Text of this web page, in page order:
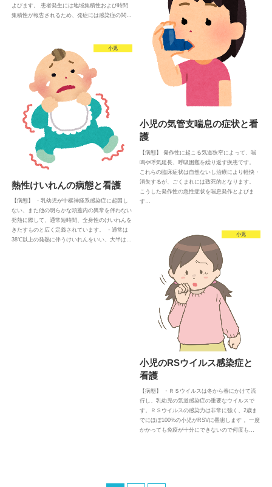
よびます。 患者発生には地域集積性および時間
集積性が報告されるため、発症には感染症の関…
小児の気管支喘息の症状と看
護
【病態】 発作性に起こる気道狭窄によって、喘
鳴や呼気延長、呼吸困難を繰り返す疾患です。
これらの臨床症状は自然ないし治療により軽快・
消失するが、ごくまれには致死的となります。
こうした発作性の急性症状を喘息発作とよびま
す…
小児
熱性けいれんの病態と看護
【病態】 ・乳幼児が中枢神経系感染症に起因し
ない、また他の明らかな頭蓋内の異常を伴わない
発熱に際して、通常短時間、全身性のけいれんを
きたすものと広く定義されています。 ・通常は
38℃以上の発熱に伴うけいれんをいい、大半は…
小児
小児のRSウイルス感染症と
看護
【病態】 ・ＲＳウイルスは冬から春にかけて流
行し、乳幼児の気道感染症の重要なウイルスで
す。ＲＳウイルスの感染力は非常に強く、2歳ま
でにほぼ100%の小児がRSVに罹患します 。一度
かかっても免疫が十分にできないので何度も…